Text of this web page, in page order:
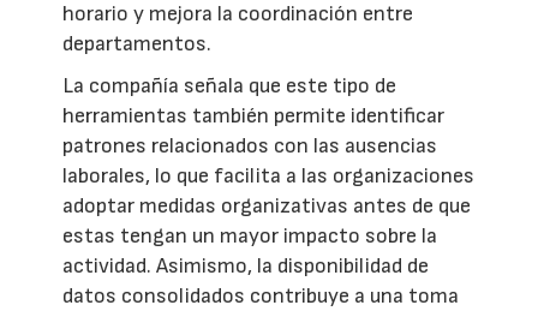
horario y mejora la coordinación entre
departamentos.
La compañía señala que este tipo de
herramientas también permite identificar
patrones relacionados con las ausencias
laborales, lo que facilita a las organizaciones
adoptar medidas organizativas antes de que
estas tengan un mayor impacto sobre la
actividad. Asimismo, la disponibilidad de
datos consolidados contribuye a una toma